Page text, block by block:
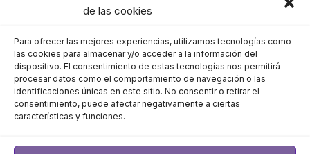
de las cookies
Para ofrecer las mejores experiencias, utilizamos tecnologías como
las cookies para almacenar y/o acceder a la información del
dispositivo. El consentimiento de estas tecnologías nos permitirá
procesar datos como el comportamiento de navegación o las
identificaciones únicas en este sitio. No consentir o retirar el
consentimiento, puede afectar negativamente a ciertas
características y funciones.
junio 2023
mayo 2023